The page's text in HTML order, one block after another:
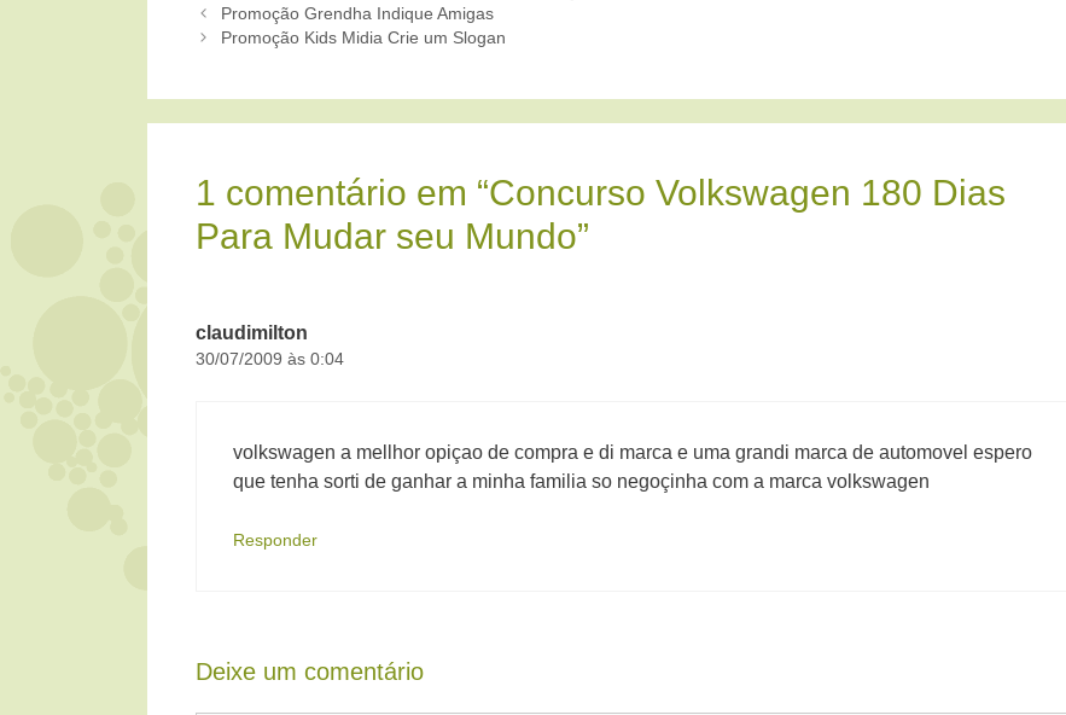
Promoção Grendha Indique Amigas
Promoção Kids Midia Crie um Slogan
1 comentário em “Concurso Volkswagen 180 Dias
Para Mudar seu Mundo”
claudimilton
30/07/2009 às 0:04
volkswagen a mellhor opiçao de compra e di marca e uma grandi marca de automovel espero
que tenha sorti de ganhar a minha familia so negoçinha com a marca volkswagen
Responder
Deixe um comentário